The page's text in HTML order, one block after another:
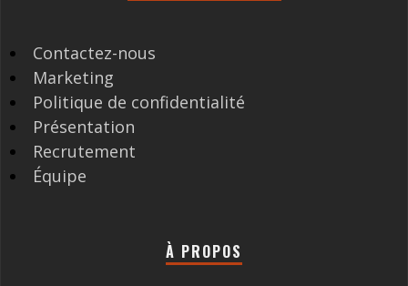
Contactez-nous
Marketing
Politique de confidentialité
Présentation
Recrutement
Équipe
À PROPOS